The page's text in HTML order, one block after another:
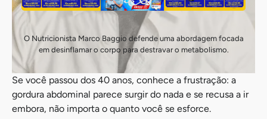
O Nutricionista Marco Baggio defende uma abordagem focada
em desinflamar o corpo para destravar o metabolismo.
Se você passou dos 40 anos, conhece a frustração: a
gordura abdominal parece surgir do nada e se recusa a ir
embora, não importa o quanto você se esforce.